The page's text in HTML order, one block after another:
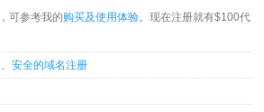
，可参考我的购买及使用体验。现在注册就有$100代
安全的域名注册